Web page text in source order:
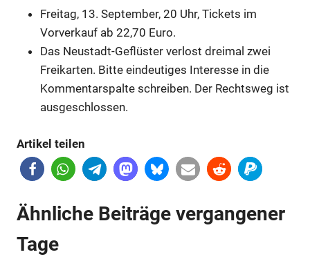
Anzeige
Anzeige
Anzeige
Freitag, 13. September, 20 Uhr, Tickets im
Vorverkauf ab 22,70 Euro.
Das Neustadt-Geflüster verlost dreimal zwei
Freikarten. Bitte eindeutiges Interesse in die
Kommentarspalte schreiben. Der Rechtsweg ist
ausgeschlossen.
Artikel teilen
Ähnliche Beiträge vergangener
Tage